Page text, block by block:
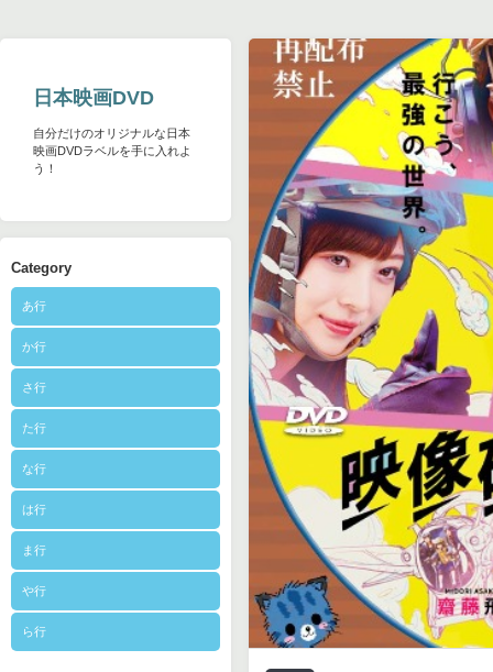
日本映画DVD
自分だけのオリジナルな日本
映画DVDラベルを手に入れよ
う！
Category
あ行
か行
さ行
た行
な行
は行
ま行
や行
ら行